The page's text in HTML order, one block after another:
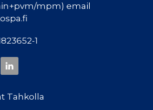
mpm) email
1
Tahkolla